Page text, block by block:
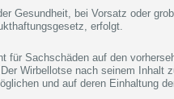
Gesundheit, bei Vorsatz oder
erfolgt.
Sachschäden auf den
Wirbellotse nach seinem Inhalt
und auf deren Einhaltung